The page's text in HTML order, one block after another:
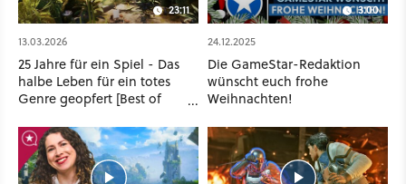
23:11
13.03.2026
25 Jahre für ein Spiel - Das
halbe Leben für ein totes
Genre geopfert [Best of
3:00
24.12.2025
Die GameStar-Redaktion
wünscht euch frohe
Weihnachten!